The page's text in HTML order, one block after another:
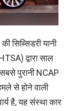
सिब्सिडरी यानी
द्वारा साल
पुरानी NCAP
से होने वाली
है, यह संस्था कार